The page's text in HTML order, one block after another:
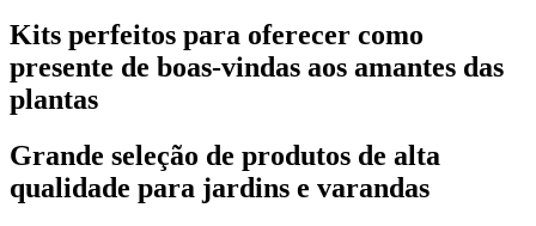
Kits perfeitos para oferecer como
presente de boas-vindas aos amantes das
plantas
Grande seleção de produtos de alta
qualidade para jardins e varandas